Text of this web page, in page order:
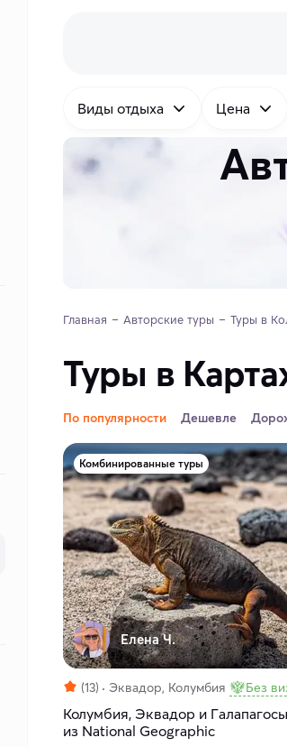
Виды отдыха Цена
Главная Авторские туры Туры в
Туры в
По популярности Дешевле
Комбинированные туры
Елена Ч.
(13) Эквадор, Колумбия Без
Колумбия, Эквадор и
из National Geographic